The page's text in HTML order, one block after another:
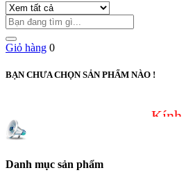
Giỏ hàng 0
BẠN CHƯA CHỌN SẢN PHẨM NÀO !
Kính
Danh mục sản phẩm